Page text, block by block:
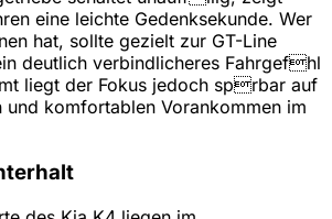
eine leichte Gedenksekunde. Wer
hat, sollte gezielt zur GT-Line
deutlich verbindlicheres Fahrgefhl
liegt der Fokus jedoch sprbar auf
und komfortablen Vorankommen im